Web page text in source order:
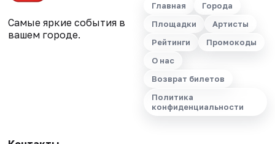
Самые яркие события в
вашем городе.
Главная
Города
Площадки
Артисты
Рейтинги
Промокоды
О нас
Возврат билетов
Политика
конфиденциальности